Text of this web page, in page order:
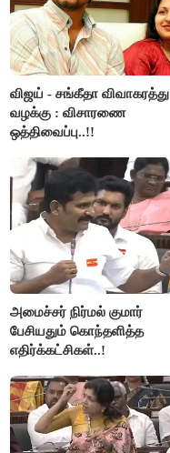
விஜய் - சங்கீதா விவாகரத்து
வழக்கு : விசாரணை
ஒத்திவைப்பு..!!
அமைச்சர் நிர்மல் குமார்
பேசியதும் கொந்தளித்த
எதிர்க்கட்சிகள்..!